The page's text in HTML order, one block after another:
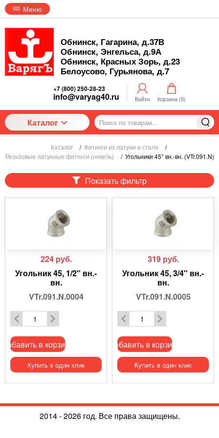
Меню
Обнинск, Гагарина, д.37В
Обнинск, Энгельса, д.9А
Обнинск, Красных Зорь, д.23
Белоусово, Гурьянова, д.7
+7 (800) 250-28-23
info@varyag40.ru Войти Корзина (0)
Каталог
Каталог / Фитинги из латуни и стали
/
Резьбовые латунные фитинги (никель)
/ Угольники 45° вн.-вн. (VTr.091.N)
Показать фильтр
224 руб.
Угольник 45, 1/2" вн.-
вн.
VTr.091.N.0004
Добавить в корзину
Купить в один клик
319 руб.
Угольник 45, 3/4" вн.-
вн.
VTr.091.N.0005
Добавить в корзину
Купить в один клик
2014 - 2026 год. Все права защищены.